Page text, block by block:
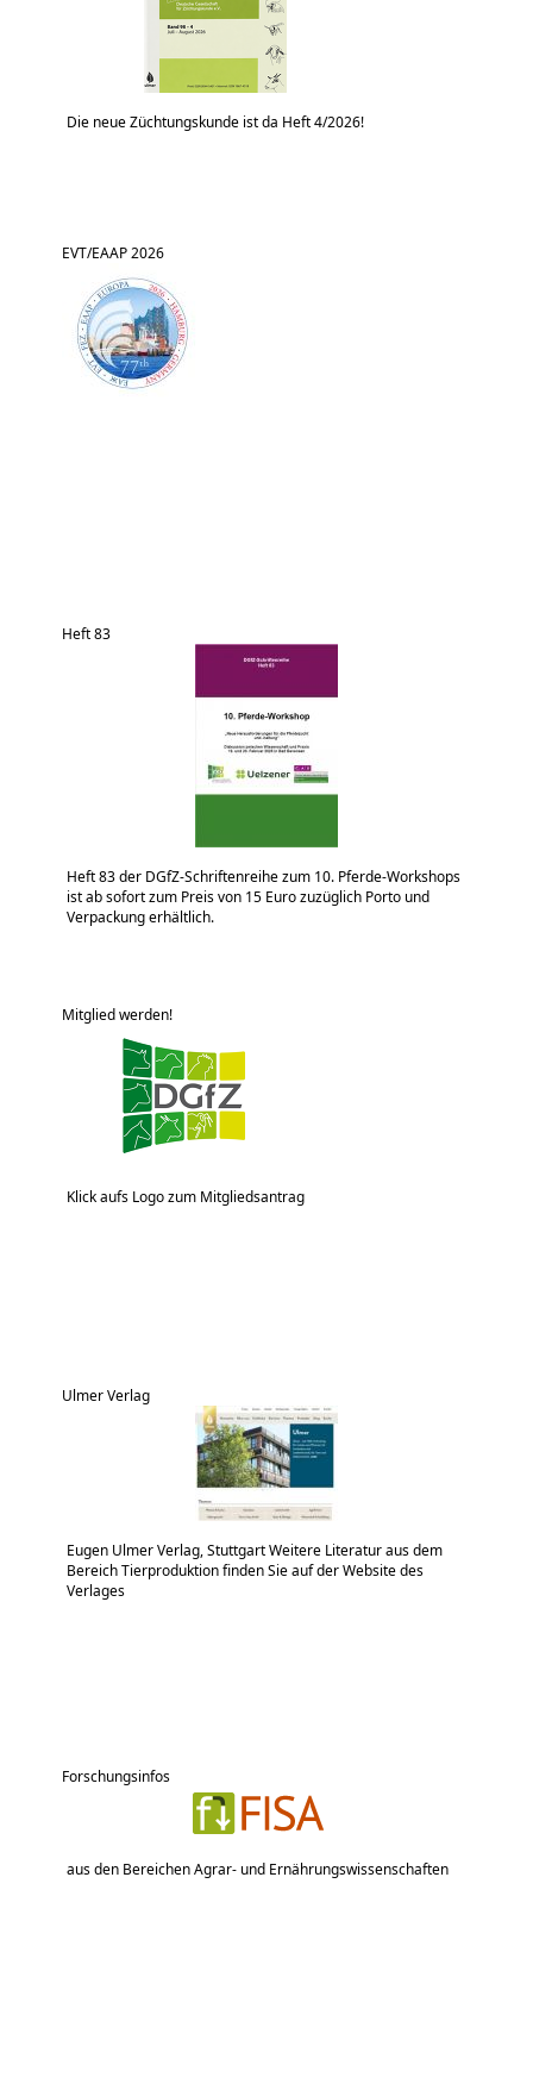
Die neue Züchtungskunde ist da Heft 4/2026!
EVT/EAAP 2026
Heft 83
Heft 83 der DGfZ-Schriftenreihe zum 10. Pferde-Workshops
ist ab sofort zum Preis von 15 Euro zuzüglich Porto und
Verpackung erhältlich.
Mitglied werden!
Klick aufs Logo zum Mitgliedsantrag
Ulmer Verlag
Eugen Ulmer Verlag, Stuttgart Weitere Literatur aus dem
Bereich Tierproduktion finden Sie auf der Website des
Verlages
Forschungsinfos
aus den Bereichen Agrar- und Ernährungswissenschaften